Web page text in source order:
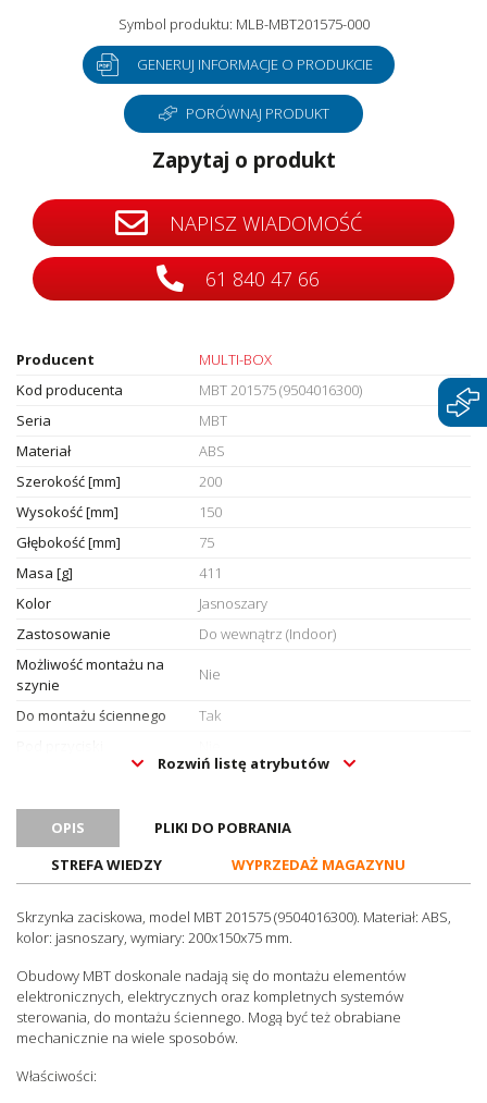
Symbol produktu: MLB-MBT201575-000
GENERUJ INFORMACJE O PRODUKCIE
PORÓWNAJ PRODUKT
Zapytaj o produkt
NAPISZ WIADOMOŚĆ
61 840 47 66
Producent
MULTI-BOX
Kod producenta
MBT 201575 (9504016300)
Seria
MBT
Materiał
ABS
Szerokość [mm]
200
Wysokość [mm]
150
Głębokość [mm]
75
Masa [g]
411
Kolor
Jasnoszary
Zastosowanie
Do wewnątrz (Indoor)
Możliwość montażu na
szynie
Nie
Do montażu ściennego
Tak
Z przetłoczeniami
Zakres temperatury pracy
Stopień ochrony (IP)
IP65
Hygienic Design
Nie
Certyfikat ATEX
Certyfikat RoHS
Tak
Certyfikaty
REACH
Jednostka sprzedażowa
Sztuki
Rozwiń listę atrybutów
OPIS
PLIKI DO POBRANIA
STREFA WIEDZY
WYPRZEDAŻ MAGAZYNU
Skrzynka zaciskowa, model MBT 201575 (9504016300). Materiał: ABS,
kolor: jasnoszary, wymiary: 200x150x75 mm.
Obudowy MBT doskonale nadają się do montażu elementów
elektronicznych, elektrycznych oraz kompletnych systemów
sterowania, do montażu ściennego. Mogą być też obrabiane
mechanicznie na wiele sposobów.
Właściwości: